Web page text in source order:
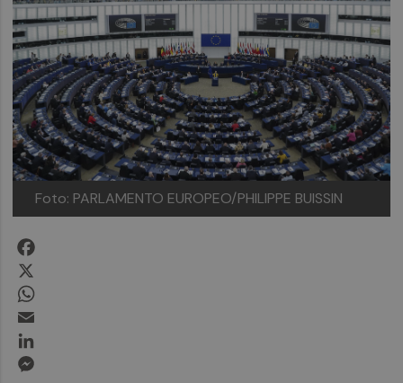
Foto: PARLAMENTO EUROPEO/PHILIPPE BUISSIN